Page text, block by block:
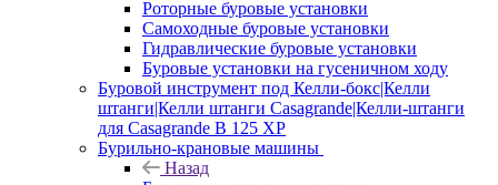
Роторные буровые установки
Самоходные буровые установки
Гидравлические буровые установки
Буровые установки на гусеничном ходу
Буровой инструмент под Келли-бокс|Келли
штанги|Келли штанги Casagrande|Келли-штанги
для Casagrande B 125 XP
Бурильно-крановые машины
Назад